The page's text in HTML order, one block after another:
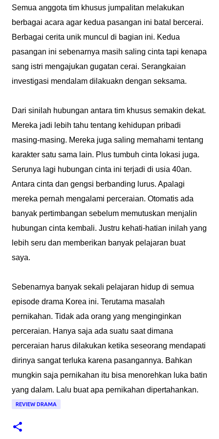
Semua anggota tim khusus jumpalitan melakukan
berbagai acara agar kedua pasangan ini batal bercerai.
Berbagai cerita unik muncul di bagian ini. Kedua
pasangan ini sebenarnya masih saling cinta tapi kenapa
sang istri mengajukan gugatan cerai. Serangkaian
investigasi mendalam dilakuakn dengan seksama.
Dari sinilah hubungan antara tim khusus semakin dekat.
Mereka jadi lebih tahu tentang kehidupan pribadi
masing-masing. Mereka juga saling memahami tentang
karakter satu sama lain. Plus tumbuh cinta lokasi juga.
Serunya lagi hubungan cinta ini terjadi di usia 40an.
Antara cinta dan gengsi berbanding lurus. Apalagi
mereka pernah mengalami perceraian. Otomatis ada
banyak pertimbangan sebelum memutuskan menjalin
hubungan cinta kembali. Justru kehati-hatian inilah yang
lebih seru dan memberikan banyak pelajaran buat
saya.
Sebenarnya banyak sekali pelajaran hidup di semua
episode drama Korea ini. Terutama masalah
pernikahan. Tidak ada orang yang menginginkan
perceraian. Hanya saja ada suatu saat dimana
perceraian harus dilakukan ketika seseorang mendapati
dirinya sangat terluka karena pasangannya. Bahkan
mungkin saja pernikahan itu bisa menorehkan luka batin
yang dalam. Lalu buat apa pernikahan dipertahankan.
REVIEW DRAMA